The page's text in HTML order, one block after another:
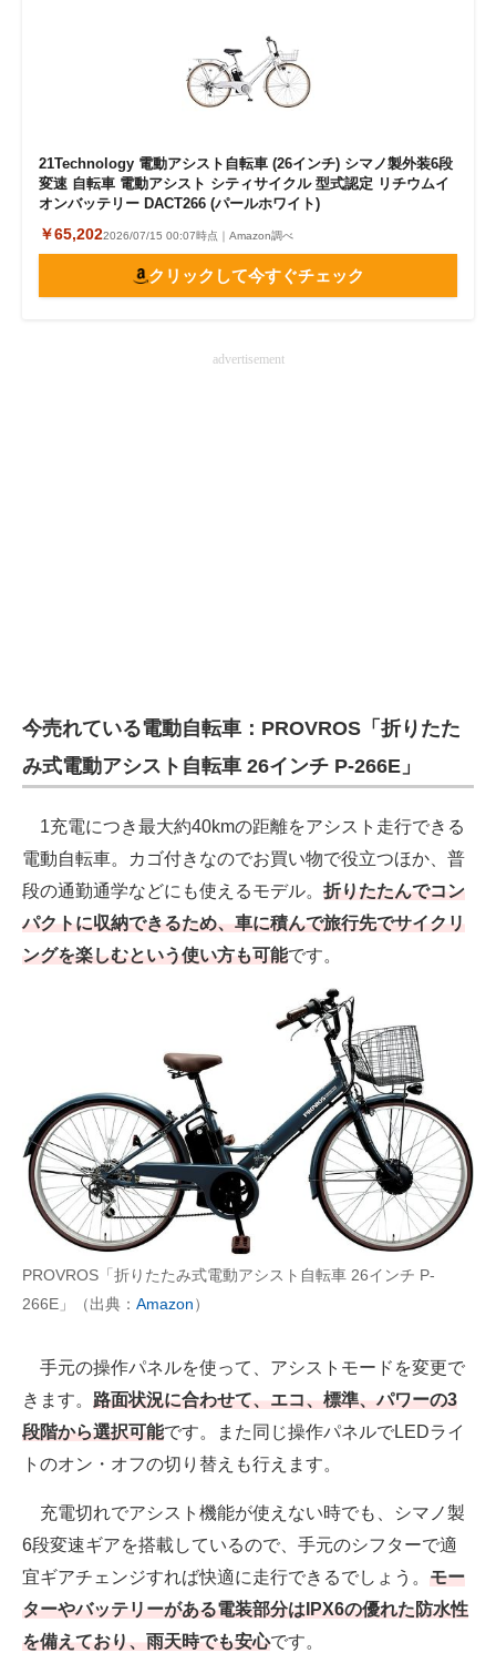
21Technology 電動アシスト自転車 (26インチ) シマノ製外装6段
変速 自転車 電動アシスト シティサイクル 型式認定 リチウムイ
オンバッテリー DACT266 (パールホワイト)
￥65,2022026/07/15 00:07時点｜Amazon調べ
クリックして今すぐチェック
advertisement
今売れている電動自転車：PROVROS「折りたた
み式電動アシスト自転車 26インチ P-266E」
1充電につき最大約40kmの距離をアシスト走行できる
電動自転車。カゴ付きなのでお買い物で役立つほか、普
段の通勤通学などにも使えるモデル。 折りたたんでコン
パクトに収納できるため、車に積んで旅行先でサイクリ
ングを楽しむという使い方も可能です。
PROVROS「折りたたみ式電動アシスト自転車 26インチ P-
266E」（出典： Amazon）
手元の操作パネルを使って、アシストモードを変更で
きます。 路面状況に合わせて、エコ、標準、パワーの3
段階から選択可能です。また同じ操作パネルでLEDライ
トのオン・オフの切り替えも行えます。
充電切れでアシスト機能が使えない時でも、シマノ製
6段変速ギアを搭載しているので、手元のシフターで適
宜ギアチェンジすれば快適に走行できるでしょう。 モー
ターやバッテリーがある電装部分はIPX6の優れた防水性
を備えており、雨天時でも安心です。